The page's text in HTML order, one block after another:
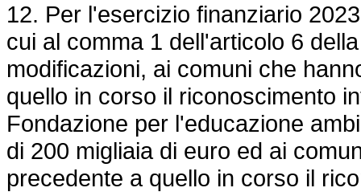
12. Per l'esercizio finanziario
cui al comma 1 dell'articolo 6
modificazioni, ai comuni che
quello in corso il riconoscimento
Fondazione per l'educazione
di 200 migliaia di euro ed ai
precedente a quello in corso il